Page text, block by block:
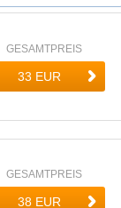
GESAMTPREIS
GESAMTPREIS